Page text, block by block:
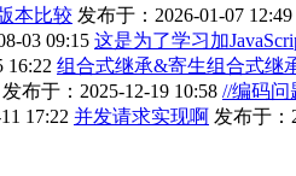
本比较 发布于：2026-01-07 12:49
03 09:15 这是为了学习加
16:22 组合式继承&寄生组合式继
发布于：2025-12-19 10:58 //编码问
17:22 并发请求实现啊 发布于：